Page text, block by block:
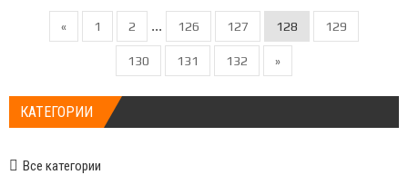
« 1 2 ... 126 127 128 129
130 131 132 »
КАТЕГОРИИ
Все категории